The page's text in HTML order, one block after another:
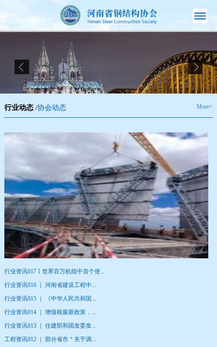
行业动态/协会动态 More+
行业资讯017丨世界百万机组中首个使...
行业资讯016 ｜ 河南省建设工程中...
行业资讯015 ｜ 《中华人民共和国...
行业资讯014 ｜ 增值税最新政策，...
行业资讯013 ｜ 住建部和国发委发...
工程资讯012 ｜ 部分省市＂关于调...